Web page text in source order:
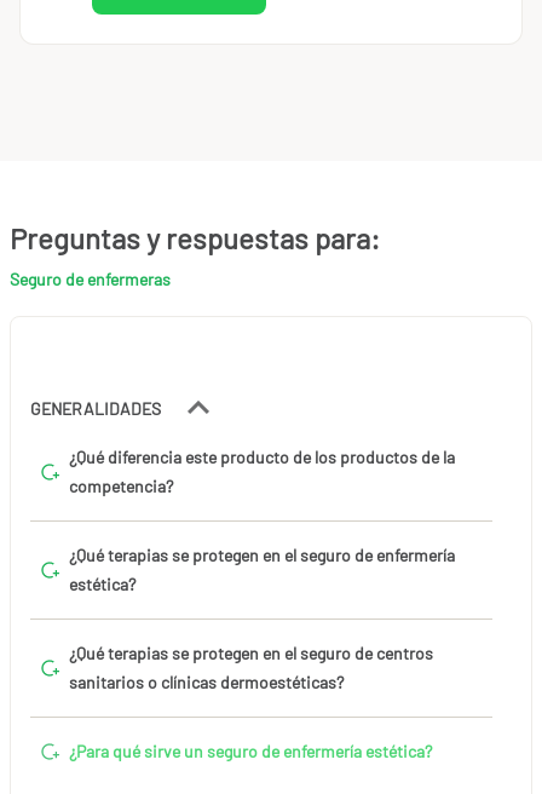
Preguntas y respuestas para:
Seguro de enfermeras
GENERALIDADES
¿Qué diferencia este producto de los productos de la
competencia?
¿Qué terapias se protegen en el seguro de enfermería
estética?
¿Qué terapias se protegen en el seguro de centros
sanitarios o clínicas dermoestéticas?
¿Para qué sirve un seguro de enfermería estética?